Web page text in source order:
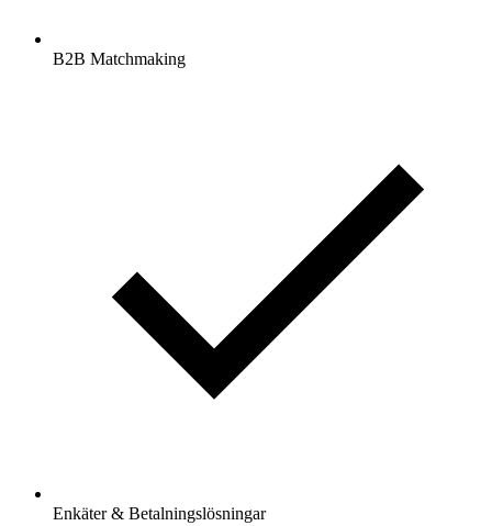
B2B Matchmaking
Enkäter & Betalningslösningar